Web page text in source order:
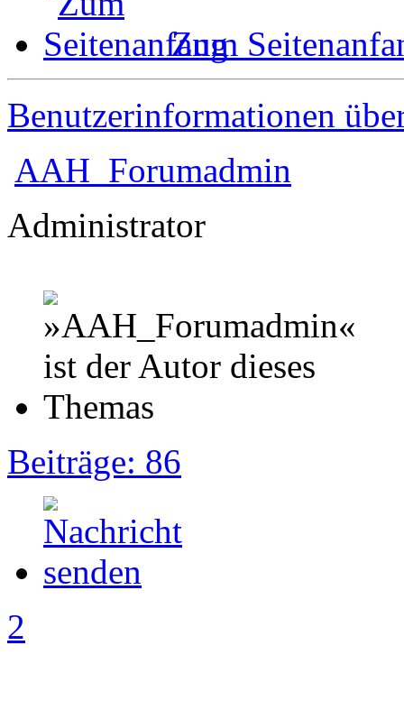
Zum
Benutzerinformationen
AAH_Forumadmin
Administrator
Beiträge: 86
2